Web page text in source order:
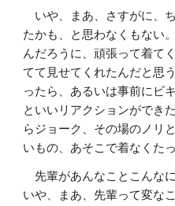
いや、まあ、さすがに、
たかも、と思わなくもない
んだろうに、頑張って着て
てて見せてくれたんだと思
ったら、あるいは事前にビ
といいリアクションができ
らジョーク、その場のノリ
いもの、あそこで着なくた
先輩があんなことこんな
いや、まあ、先輩って変な